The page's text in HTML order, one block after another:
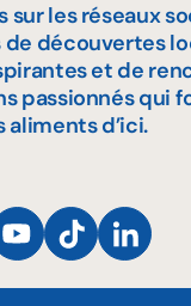
sur les réseaux
découvertes
et de
passionnés qui
aliments d’ici.